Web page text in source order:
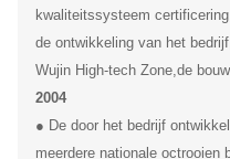
kwaliteitssysteem
de ontwikkeling van het
Wujin High-tech Zone,de
2004
● De door het bedrijf
meerdere nationale octrooien